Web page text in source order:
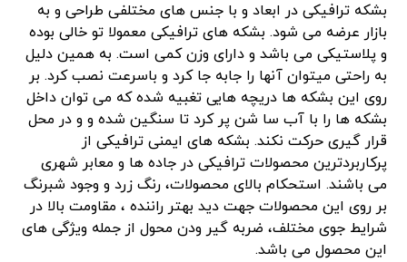
بشکه ترافیکی در ابعاد و با جنس های مختلفی طراحی و به
بازار عرضه می شود. بشکه های ترافیکی معمولا تو خالی بوده
و پلاستیکی می باشد و دارای وزن کمی است. به همین دلیل
به راحتی میتوان آنها را جابه جا کرد و باسرعت نصب کرد. بر
روی این بشکه ها دریچه هایی تغبیه شده که می توان داخل
بشکه ها را با آب سا شن پر کرد تا سنگین شده و و در محل
قرار گیری حرکت نکند. بشکه های ایمنی ترافیکی از
پرکاربردترین محصولات ترافیکی در جاده ها و معابر شهری
می باشند. استحکام بالای محصولات، رنگ زرد و وجود شبرنگ
بر روی این محصولات جهت دید بهتر راننده ، مقاومت بالا در
شرایط جوی مختلف، ضربه گیر ودن محول از جمله ویژگی های
این محصول می باشد.